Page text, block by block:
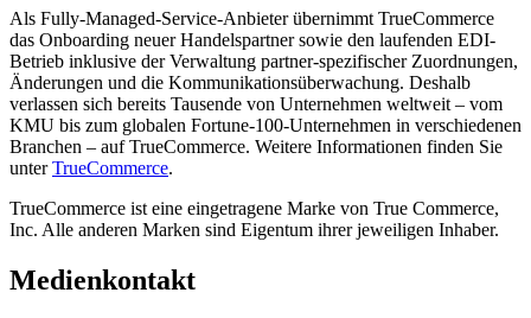
Als Fully-Managed-Service-Anbieter übernimmt TrueCommerce
das Onboarding neuer Handelspartner sowie den laufenden EDI-
Betrieb inklusive der Verwaltung partner-spezifischer Zuordnungen,
Änderungen und die Kommunikationsüberwachung. Deshalb
verlassen sich bereits Tausende von Unternehmen weltweit – vom
KMU bis zum globalen Fortune-100-Unternehmen in verschiedenen
Branchen – auf TrueCommerce. Weitere Informationen finden Sie
unterTrueCommerce.
TrueCommerce ist eine eingetragene Marke von True Commerce,
Inc. Alle anderen Marken sind Eigentum ihrer jeweiligen Inhaber.
Medienkontakt